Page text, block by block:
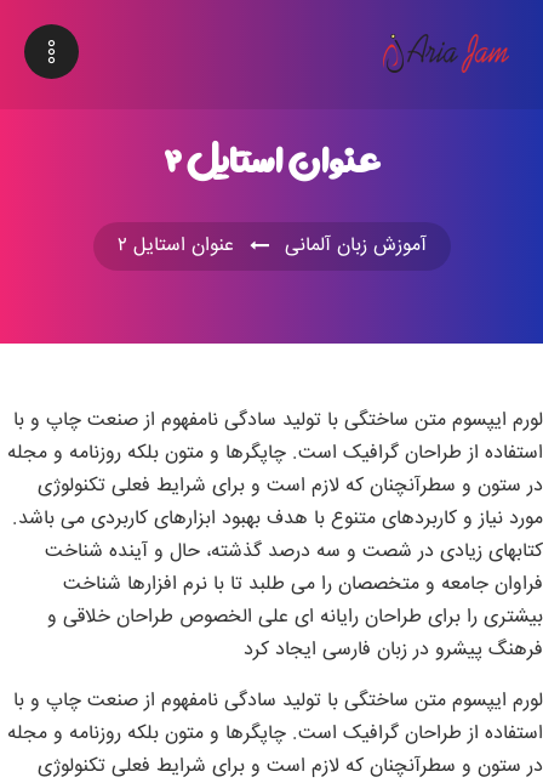
عنوان استایل ۲
آموزش زبان آلمانی عنوان استایل ۲
لورم ایپسوم متن ساختگی با تولید سادگی نامفهوم از صنعت چاپ و با
استفاده از طراحان گرافیک است. چاپگرها و متون بلکه روزنامه و مجله
در ستون و سطرآنچنان که لازم است و برای شرایط فعلی تکنولوژی
مورد نیاز و کاربردهای متنوع با هدف بهبود ابزارهای کاربردی می باشد.
کتابهای زیادی در شصت و سه درصد گذشته، حال و آینده شناخت
فراوان جامعه و متخصصان را می طلبد تا با نرم افزارها شناخت
بیشتری را برای طراحان رایانه ای علی الخصوص طراحان خلاقی و
فرهنگ پیشرو در زبان فارسی ایجاد کرد
لورم ایپسوم متن ساختگی با تولید سادگی نامفهوم از صنعت چاپ و با
استفاده از طراحان گرافیک است. چاپگرها و متون بلکه روزنامه و مجله
در ستون و سطرآنچنان که لازم است و برای شرایط فعلی تکنولوژی